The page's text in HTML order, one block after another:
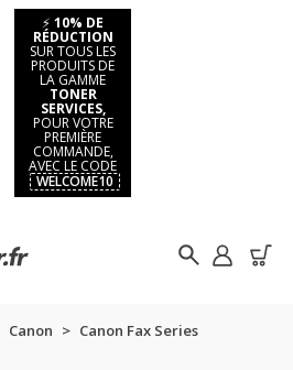
⚡ 10% DE
RÉDUCTION
SUR TOUS LES
PRODUITS DE
LA GAMME
TONER
SERVICES,
POUR VOTRE
PREMIÈRE
COMMANDE,
AVEC LE CODE
WELCOME10
Canon
Canon Fax Series